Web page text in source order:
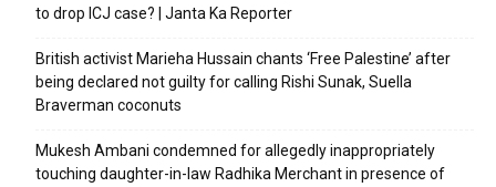
to drop ICJ case? | Janta Ka Reporter
British activist Marieha Hussain chants ‘Free Palestine’ after
being declared not guilty for calling Rishi Sunak, Suella
Braverman coconuts
Mukesh Ambani condemned for allegedly inappropriately
touching daughter-in-law Radhika Merchant in presence of